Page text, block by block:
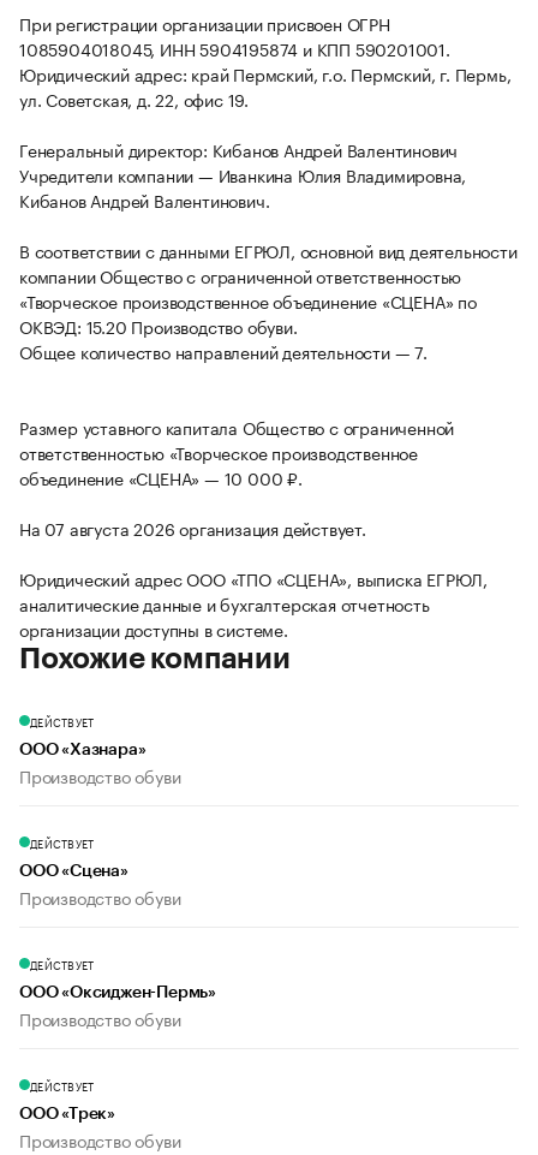
При регистрации организации присвоен ОГРН
1085904018045, ИНН 5904195874 и КПП 590201001.
Юридический адрес: край Пермский, г.о. Пермский, г. Пермь,
ул. Советская, д. 22, офис 19.
Генеральный директор: Кибанов Андрей Валентинович
Учредители компании — Иванкина Юлия Владимировна,
Кибанов Андрей Валентинович.
В соответствии с данными ЕГРЮЛ, основной вид деятельности
компании Общество с ограниченной ответственностью
«Творческое производственное объединение «СЦЕНА» по
ОКВЭД: 15.20 Производство обуви.
Общее количество направлений деятельности — 7.
Размер уставного капитала Общество с ограниченной
ответственностью «Творческое производственное
объединение «СЦЕНА» — 10 000 ₽.
На 07 августа 2026 организация действует.
Юридический адрес ООО «ТПО «СЦЕНА», выписка ЕГРЮЛ,
аналитические данные и бухгалтерская отчетность
организации доступны в системе.
Похожие компании
ДЕЙСТВУЕТ
ООО «Хазнара»
Производство обуви
ДЕЙСТВУЕТ
ООО «Сцена»
Производство обуви
ДЕЙСТВУЕТ
ООО «Оксиджен-Пермь»
Производство обуви
ДЕЙСТВУЕТ
ООО «Трек»
Производство обуви